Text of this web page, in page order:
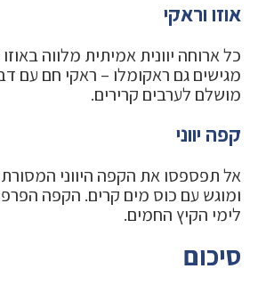
אוזו וראקי
כל ארוחה יוונית אמיתית מלווה
מגישים גם ראקומלו – ראקי חם עם
מושלם לערבים קרירים.
קפה יווני
אל תפספסו את הקפה היווני
ומוגש עם כוס מים קרים. הקפה
לימי הקיץ החמים.
סיכום